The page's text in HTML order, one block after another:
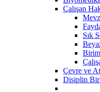
Çalışan
Sık
Çevre ve
Disiplin